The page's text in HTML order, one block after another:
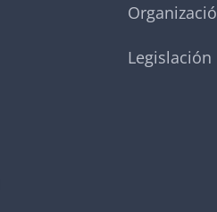
Legislación